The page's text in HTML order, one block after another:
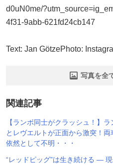
d0uN0me/
4f31-9abb-621fd24cb147
Text: Jan GötzePhoto:
写真を全
関連記事
【ランボ同士がクラッシュ！】
とレヴエルトが正面から激突！
依然として不明・・・
“レッドピッグ”は生き続ける ―